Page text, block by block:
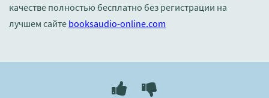
качестве полностью бесплатно без регистрации на
лучшем сайте booksaudio-online.com